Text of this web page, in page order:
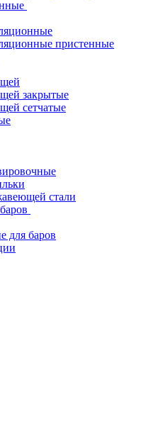
пристенные
закрытые
сетчатые
стали
для баров